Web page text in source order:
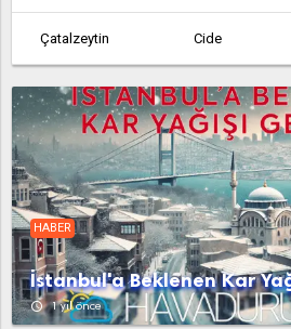
Çatalzeytin Cide
Dağçatağı Devrekâni
Hanönü İhsangazi
Kerpiçli Kızılcasu
Kurucaşile Kuzyaka
Nalcıkuyucağı Pınarbaşı
HABER
İstanbul'a Beklenen Kar
access_time 1 yıl önce